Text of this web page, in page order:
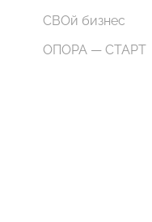
СВОй бизнес
ОПОРА — СТАРТ